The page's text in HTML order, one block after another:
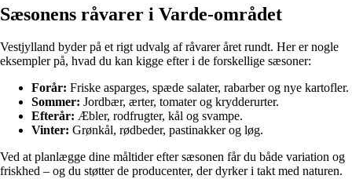
Sæsonens råvarer i Varde-området
Vestjylland byder på et rigt udvalg af råvarer året rundt. Her er nogle
eksempler på, hvad du kan kigge efter i de forskellige sæsoner:
Forår: Friske asparges, spæde salater, rabarber og nye kartofler.
Sommer: Jordbær, ærter, tomater og krydderurter.
Efterår: Æbler, rodfrugter, kål og svampe.
Vinter: Grønkål, rødbeder, pastinakker og løg.
Ved at planlægge dine måltider efter sæsonen får du både variation og
friskhed – og du støtter de producenter, der dyrker i takt med naturen.